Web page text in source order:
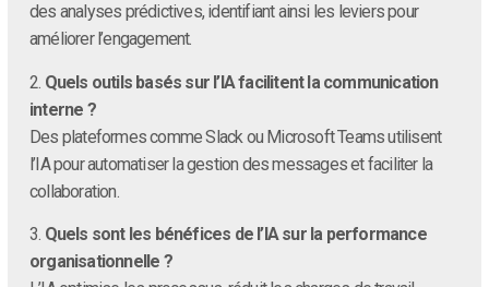
des analyses prédictives, identifiant ainsi les leviers pour
améliorer l’engagement.
2. Quels outils basés sur l’IA facilitent la communication
interne ?
Des plateformes comme Slack ou Microsoft Teams utilisent
l’IA pour automatiser la gestion des messages et faciliter la
collaboration.
3. Quels sont les bénéfices de l’IA sur la performance
organisationnelle ?